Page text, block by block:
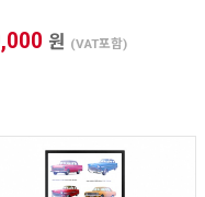
원 (VAT포함)